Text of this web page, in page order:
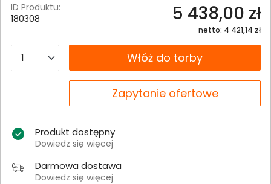
ID Produktu:
180308
5 438,00 zł
netto: 4 421,14 zł
__B2C.PRODUCT.QUANTITYWłóż do torby
Zapytanie ofertowe
Produkt dostępny
Dowiedz się więcej
Darmowa dostawa
Dowiedz się więcej